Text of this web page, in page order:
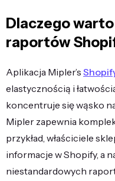
Dlaczego
raportów
Aplikacja Mipler’s
elastycznością i
koncentruje się wąsko
Mipler zapewnia
przykład, właściciele
informacje w Shopify, a
niestandardowych